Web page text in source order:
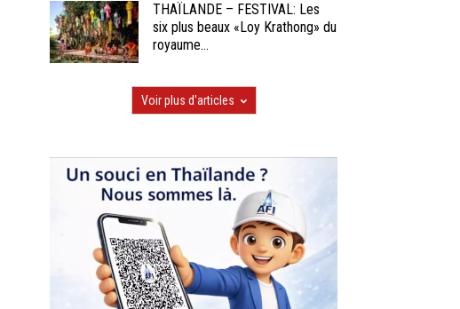
THAÏLANDE – FESTIVAL: Les
six plus beaux «Loy Krathong» du
royaume...
Voir plus d'articles